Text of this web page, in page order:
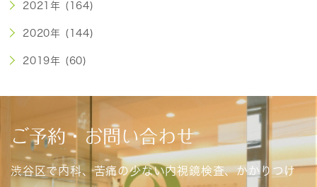
2021年 (164)
2020年 (144)
2019年 (60)
ご予約・お問い合わせ
渋谷区で内科、苦痛の少ない内視鏡検査、かかりつけ